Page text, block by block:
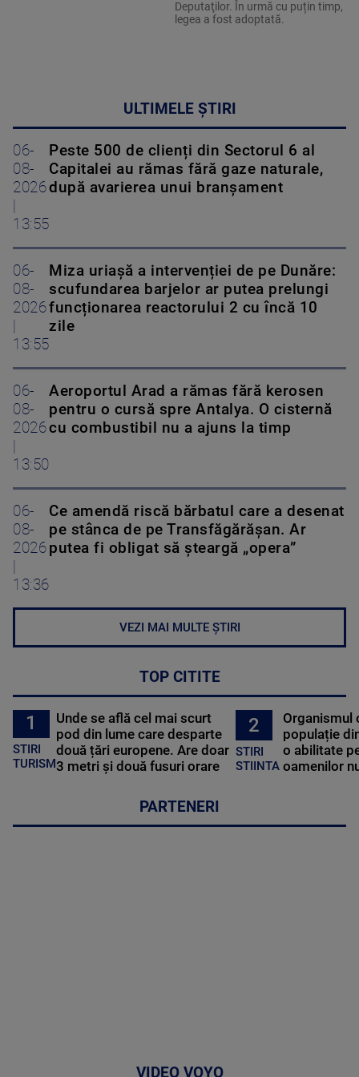
Deputaţilor. În urmă cu puțin timp,
legea a fost adoptată.
ULTIMELE ȘTIRI
06-
08-
2026
13:55
Peste 500 de clienți din Sectorul 6 al
Capitalei au rămas fără gaze naturale,
după avarierea unui branșament
06-
08-
2026
13:55
Miza uriașă a intervenției de pe Dunăre:
scufundarea barjelor ar putea prelungi
funcționarea reactorului 2 cu încă 10
zile
06-
08-
2026
13:50
Aeroportul Arad a rămas fără kerosen
pentru o cursă spre Antalya. O cisternă
cu combustibil nu a ajuns la timp
06-
08-
2026
13:36
Ce amendă riscă bărbatul care a desenat
pe stânca de pe Transfăgărășan. Ar
putea fi obligat să șteargă „opera”
VEZI MAI MULTE ȘTIRI
TOP CITITE
1
STIRI
TURISM
Unde se află cel mai scurt
pod din lume care desparte
două țări europene. Are doar
3 metri și două fusuri orare
2
STIRI
STIINTA
Organismul
populație
o abilitate
oamenilor
PARTENERI
VIDEO VOYO